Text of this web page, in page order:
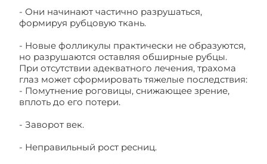
- Они начинают частично разрушаться,
формируя рубцовую ткань.
- Новые фолликулы практически не образуются,
но разрушаются оставляя обширные рубцы.
При отсутствии адекватного лечения, трахома
глаз может сформировать тяжелые последствия:
- Помутнение роговицы, снижающее зрение,
вплоть до его потери.
- Заворот век.
- Неправильный рост ресниц.